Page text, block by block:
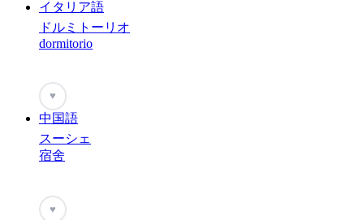
イタリア語
ドルミトーリオ
dormitorio
♥
中国語
スーシェ
宿舍
♥